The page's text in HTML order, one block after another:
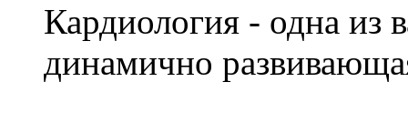
Кардиология - одна из
динамично